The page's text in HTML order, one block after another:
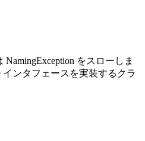
をスローしま
ンタフェースを実装するクラ